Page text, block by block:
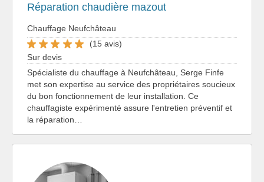
Réparation chaudière mazout
Chauffage Neufchâteau
(15 avis)
Sur devis
Spécialiste du chauffage à Neufchâteau, Serge Finfe
met son expertise au service des propriétaires soucieux
du bon fonctionnement de leur installation. Ce
chauffagiste expérimenté assure l'entretien préventif et
la réparation…